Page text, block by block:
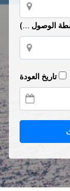
الوصول ...)
تاريخ العودة